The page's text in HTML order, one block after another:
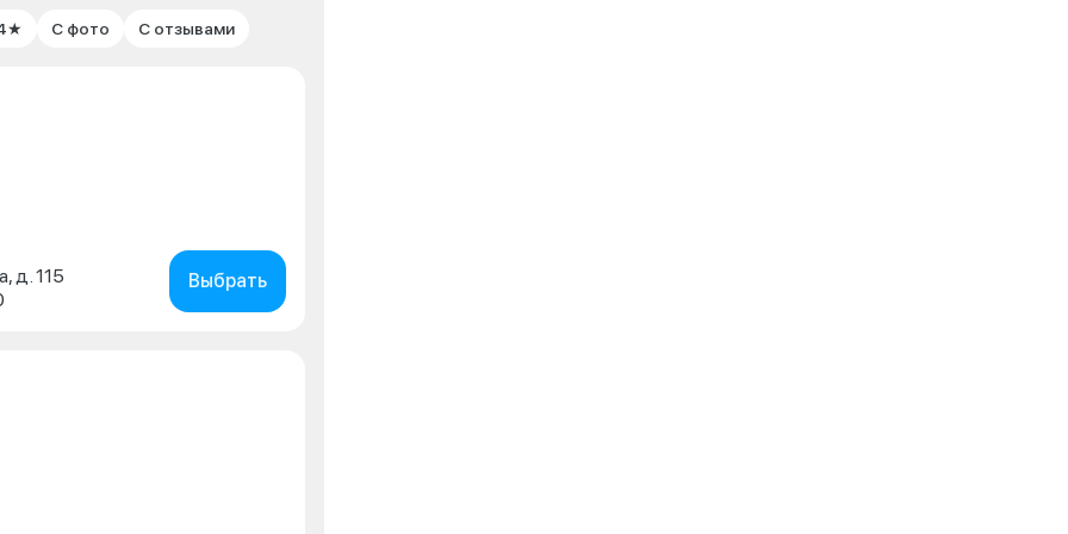
С фото С отзывами
д. 115
Выбрать